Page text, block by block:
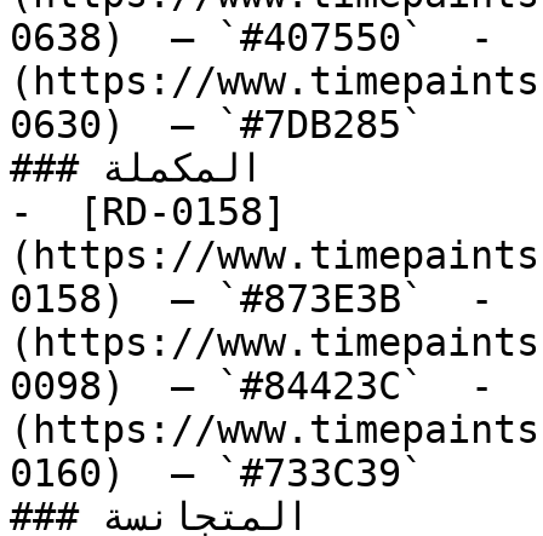
0638)  — `#407550`  -
(https://
0630)  — `#7DB285`
### المكملة
-  [RD-0158]
(https://
0158)  — `#873E3B`  -
(https://
0098)  — `#84423C`  -
(https://
0160)  — `#733C39`
### المتجانسة